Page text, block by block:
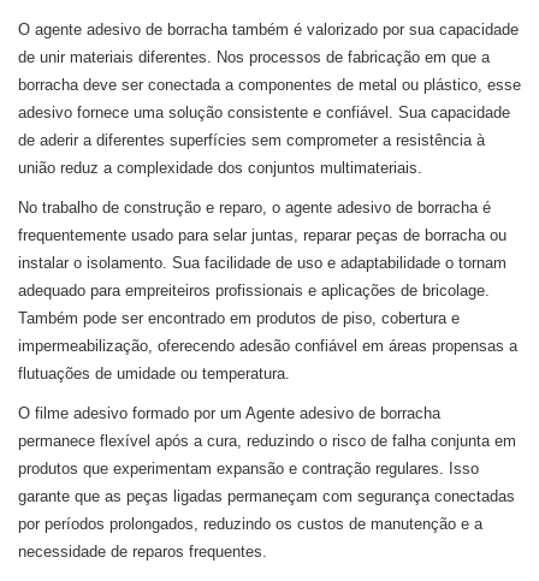
O agente adesivo de borracha também é valorizado por sua capacidade
de unir materiais diferentes. Nos processos de fabricação em que a
borracha deve ser conectada a componentes de metal ou plástico, esse
adesivo fornece uma solução consistente e confiável. Sua capacidade
de aderir a diferentes superfícies sem comprometer a resistência à
união reduz a complexidade dos conjuntos multimateriais.
No trabalho de construção e reparo, o agente adesivo de borracha é
frequentemente usado para selar juntas, reparar peças de borracha ou
instalar o isolamento. Sua facilidade de uso e adaptabilidade o tornam
adequado para empreiteiros profissionais e aplicações de bricolage.
Também pode ser encontrado em produtos de piso, cobertura e
impermeabilização, oferecendo adesão confiável em áreas propensas a
flutuações de umidade ou temperatura.
O filme adesivo formado por um Agente adesivo de borracha
permanece flexível após a cura, reduzindo o risco de falha conjunta em
produtos que experimentam expansão e contração regulares. Isso
garante que as peças ligadas permaneçam com segurança conectadas
por períodos prolongados, reduzindo os custos de manutenção e a
necessidade de reparos frequentes.